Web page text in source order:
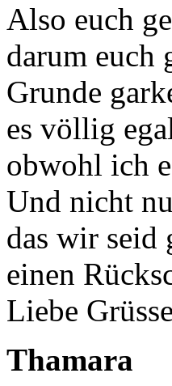
Also euch
darum euch
Grunde
es völlig
obwohl ich
Und nicht
das wir seid
einen
Liebe
Thamara